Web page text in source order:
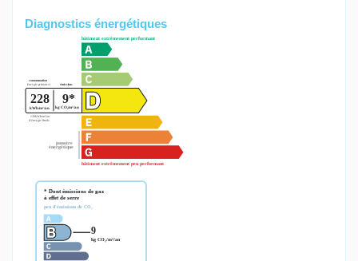
Diagnostics énergétiques